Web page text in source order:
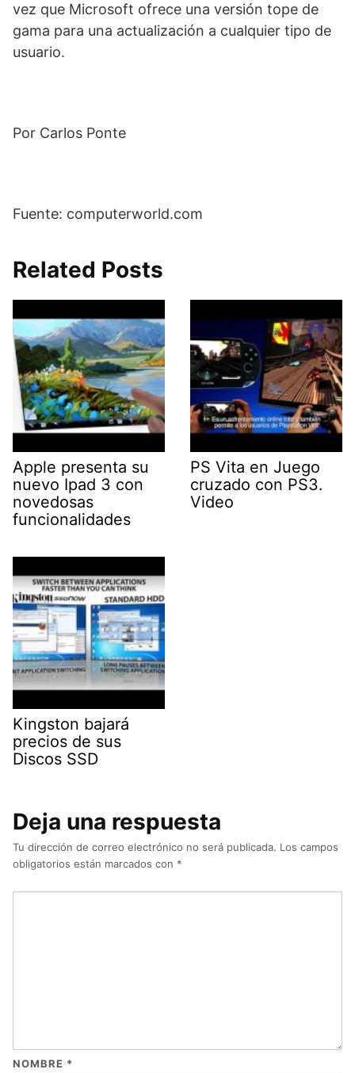
vez que Microsoft ofrece una versión tope de
gama para una actualización a cualquier tipo de
usuario.
Por Carlos Ponte
Fuente: computerworld.com
Related Posts
Apple presenta su
nuevo Ipad 3 con
novedosas
funcionalidades
PS Vita en Juego
cruzado con PS3.
Video
Kingston bajará
precios de sus
Discos SSD
Deja una respuesta
Tu dirección de correo electrónico no será publicada. Los campos
obligatorios están marcados con *
NOMBRE *